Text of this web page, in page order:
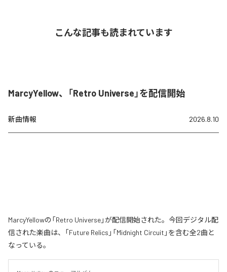
こんな記事も読まれています
MarcyYellow、「Retro Universe」を配信開始
新曲情報 2026.8.10
MarcyYellowの「Retro Universe」が配信開始された。今回デジタル配
信された楽曲は、「Future Relics」「Midnight Circuit」を含む全2曲と
なっている。